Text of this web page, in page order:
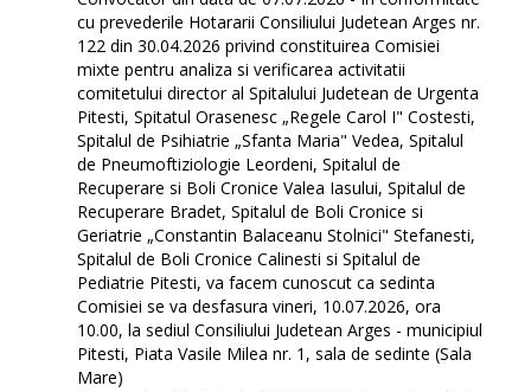
cu prevederile Hotararii Consiliului Judetean Arges nr.
122 din 30.04.2026 privind constituirea Comisiei
mixte pentru analiza si verificarea activitatii
comitetului director al Spitalului Judetean de Urgenta
Pitesti, Spitatul Orasenesc „Regele Carol I" Costesti,
Spitalul de Psihiatrie „Sfanta Maria" Vedea, Spitalul
de Pneumoftiziologie Leordeni, Spitalul de
Recuperare si Boli Cronice Valea Iasului, Spitalul de
Recuperare Bradet, Spitalul de Boli Cronice si
Geriatrie „Constantin Balaceanu Stolnici" Stefanesti,
Spitalul de Boli Cronice Calinesti si Spitalul de
Pediatrie Pitesti, va facem cunoscut ca sedinta
Comisiei se va desfasura vineri, 10.07.2026, ora
10.00, la sediul Consiliului Judetean Arges - municipiul
Pitesti, Piata Vasile Milea nr. 1, sala de sedinte (Sala
Mare)